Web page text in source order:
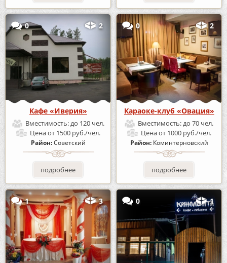
0 2
Кафе «Иверия»
Вместимость:до 120 чел.
Ценаот 1500 руб./чел.
Район:Советский
подробнее
0 2
Караоке-клуб «Овация»
Вместимость:до 70 чел.
Ценаот 1000 руб./чел.
Район: Коминтерновский
подробнее
1 3 0 1